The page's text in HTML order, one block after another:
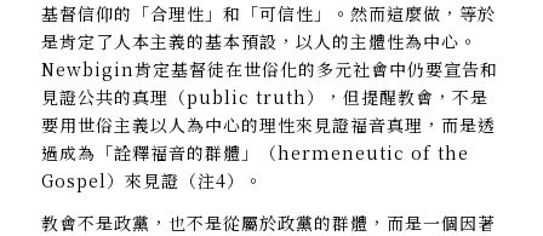
基督信仰的「合理性」和「可信性」。然而這麼做，等於
是肯定了人本主義的基本預設，以人的主體性為中心。
Newbigin肯定基督徒在世俗化的多元社會中仍要宣告和
見證公共的真理（public truth），但提醒教會，不是
要用世俗主義以人為中心的理性來見證福音真理，而是透
過成為「詮釋福音的群體」（hermeneutic of the
Gospel）來見證（注4）。
教會不是政黨，也不是從屬於政黨的群體，而是一個因著